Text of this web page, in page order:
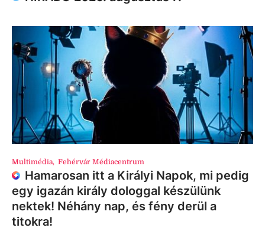
Multimédia, Fehérvár Médiacentrum
Hamarosan itt a Királyi Napok, mi pedig
egy igazán király dologgal készülünk
nektek! Néhány nap, és fény derül a
titokra!